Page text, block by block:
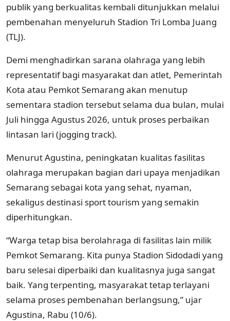
publik yang berkualitas kembali ditunjukkan melalui
pembenahan menyeluruh Stadion Tri Lomba Juang
(TLJ).
Demi menghadirkan sarana olahraga yang lebih
representatif bagi masyarakat dan atlet, Pemerintah
Kota atau Pemkot Semarang akan menutup
sementara stadion tersebut selama dua bulan, mulai
Juli hingga Agustus 2026, untuk proses perbaikan
lintasan lari (jogging track).
Menurut Agustina, peningkatan kualitas fasilitas
olahraga merupakan bagian dari upaya menjadikan
Semarang sebagai kota yang sehat, nyaman,
sekaligus destinasi sport tourism yang semakin
diperhitungkan.
“Warga tetap bisa berolahraga di fasilitas lain milik
Pemkot Semarang. Kita punya Stadion Sidodadi yang
baru selesai diperbaiki dan kualitasnya juga sangat
baik. Yang terpenting, masyarakat tetap terlayani
selama proses pembenahan berlangsung,” ujar
Agustina, Rabu (10/6).